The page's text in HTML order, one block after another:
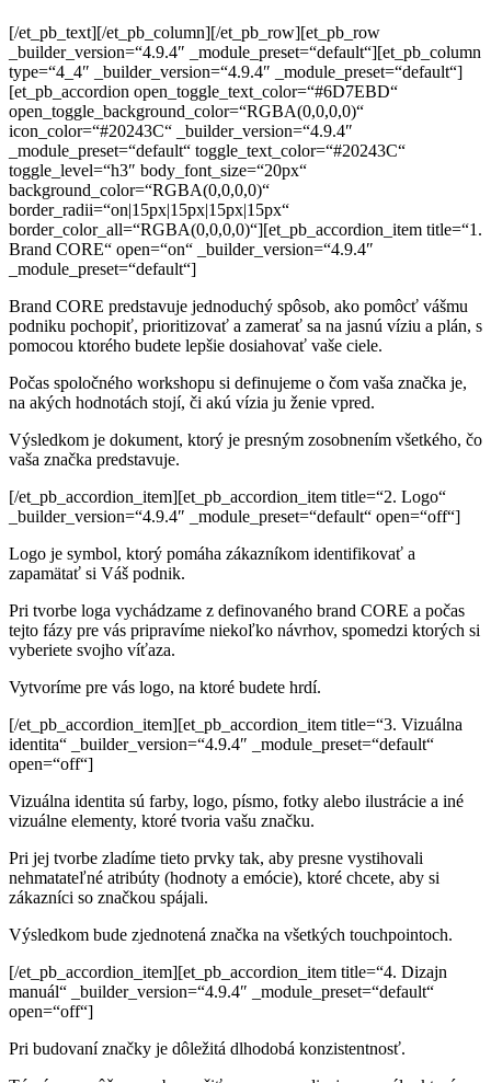
[/et_pb_text][/et_pb_column][/et_pb_row][et_pb_row
_builder_version=“4.9.4″ _module_preset=“default“][et_pb_column
type=“4_4″ _builder_version=“4.9.4″ _module_preset=“default“]
[et_pb_accordion open_toggle_text_color=“#6D7EBD“
open_toggle_background_color=“RGBA(0,0,0,0)“
icon_color=“#20243C“ _builder_version=“4.9.4″
_module_preset=“default“ toggle_text_color=“#20243C“
toggle_level=“h3″ body_font_size=“20px“
background_color=“RGBA(0,0,0,0)“
border_radii=“on|15px|15px|15px|15px“
border_color_all=“RGBA(0,0,0,0)“][et_pb_accordion_item title=“1.
Brand CORE“ open=“on“ _builder_version=“4.9.4″
_module_preset=“default“]
Brand CORE predstavuje jednoduchý spôsob, ako pomôcť vášmu
podniku pochopiť, prioritizovať a zamerať sa na jasnú víziu a plán, s
pomocou ktorého budete lepšie dosiahovať vaše ciele.
Počas spoločného workshopu si definujeme o čom vaša značka je,
na akých hodnotách stojí, či akú vízia ju ženie vpred.
Výsledkom je dokument, ktorý je presným zosobnením všetkého, čo
vaša značka predstavuje.
[/et_pb_accordion_item][et_pb_accordion_item title=“2. Logo“
_builder_version=“4.9.4″ _module_preset=“default“ open=“off“]
Logo je symbol, ktorý pomáha zákazníkom identifikovať a
zapamätať si Váš podnik.
Pri tvorbe loga vychádzame z definovaného brand CORE a počas
tejto fázy pre vás pripravíme niekoľko návrhov, spomedzi ktorých si
vyberiete svojho víťaza.
Vytvoríme pre vás logo, na ktoré budete hrdí.
[/et_pb_accordion_item][et_pb_accordion_item title=“3. Vizuálna
identita“ _builder_version=“4.9.4″ _module_preset=“default“
open=“off“]
Vizuálna identita sú farby, logo, písmo, fotky alebo ilustrácie a iné
vizuálne elementy, ktoré tvoria vašu značku.
Pri jej tvorbe zladíme tieto prvky tak, aby presne vystihovali
nehmatateľné atribúty (hodnoty a emócie), ktoré chcete, aby si
zákazníci so značkou spájali.
Výsledkom bude zjednotená značka na všetkých touchpointoch.
[/et_pb_accordion_item][et_pb_accordion_item title=“4. Dizajn
manuál“ _builder_version=“4.9.4″ _module_preset=“default“
open=“off“]
Pri budovaní značky je dôležitá dlhodobá konzistentnosť.